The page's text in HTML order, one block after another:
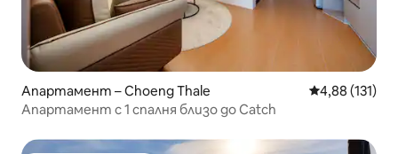
Апартамент – Choeng Thale Средна
4,88 (131)
Апартамент с 1 спалня близо до Catch